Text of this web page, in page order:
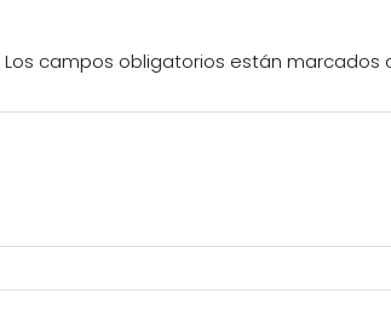
Los campos obligatorios están marcados